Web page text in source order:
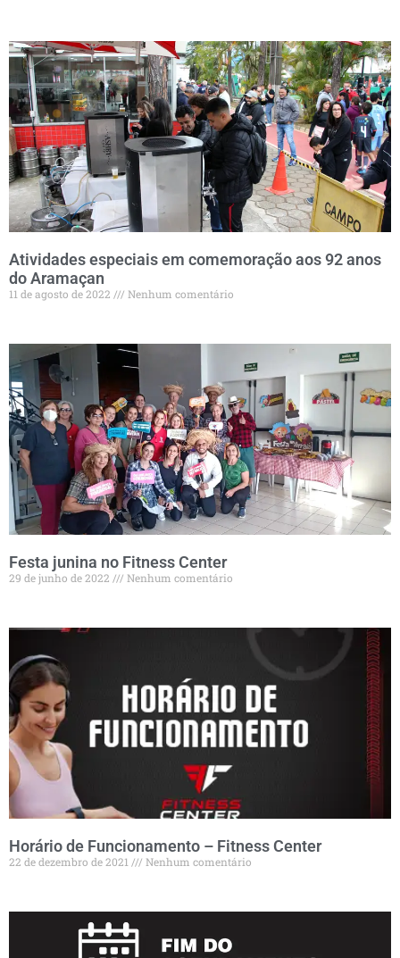
Atividades especiais em comemoração aos 92 anos
do Aramaçan
11 de agosto de 2022 Nenhum comentário
Festa junina no Fitness Center
29 de junho de 2022 Nenhum comentário
Horário de Funcionamento – Fitness Center
22 de dezembro de 2021 Nenhum comentário